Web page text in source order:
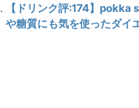
【ドリンク評:174】
や糖質にも気を使ったダイ